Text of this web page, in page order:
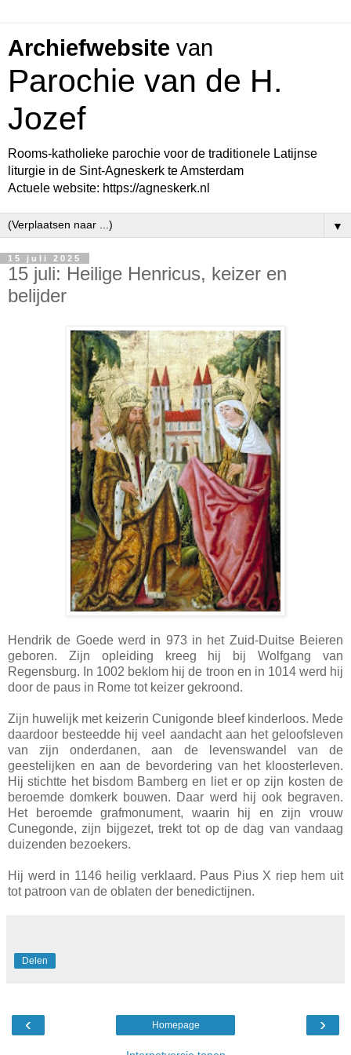
Archiefwebsite van
Parochie van de H.
Jozef
Rooms-katholieke parochie voor de traditionele Latijnse
liturgie in de Sint-Agneskerk te Amsterdam
Actuele website: https://agneskerk.nl
▼
15 juli 2025
15 juli: Heilige Henricus, keizer en
belijder
Hendrik de Goede werd in 973 in het Zuid-Duitse Beieren
geboren. Zijn opleiding kreeg hij bij Wolfgang van
Regensburg. In 1002 beklom hij de troon en in 1014 werd hij
door de paus in Rome tot keizer gekroond.
Zijn huwelijk met keizerin Cunigonde bleef kinderloos. Mede
daardoor besteedde hij veel aandacht aan het geloofsleven
van zijn onderdanen, aan de levenswandel van de
geestelijken en aan de bevordering van het kloosterleven.
Hij stichtte het bisdom Bamberg en liet er op zijn kosten de
beroemde domkerk bouwen. Daar werd hij ook begraven.
Het beroemde grafmonument, waarin hij en zijn vrouw
Cunegonde, zijn bijgezet, trekt tot op de dag van vandaag
duizenden bezoekers.
Hij werd in 1146 heilig verklaard. Paus Pius X riep hem uit
tot patroon van de oblaten der benedictijnen.
Delen
‹ ›
Homepage